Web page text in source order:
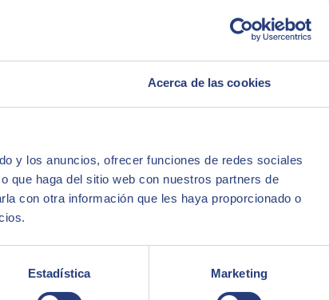
Acerca de las cookies
y los anuncios, ofrecer funciones de redes sociales
que haga del sitio web con nuestros partners de
con otra información que les haya proporcionado o
Estadística Marketing
de una forma rápida y eficiente, con el objetivo de
y fácil de utilizar para los usuarios.
. Además, cuenta con diversas funcionalidades que